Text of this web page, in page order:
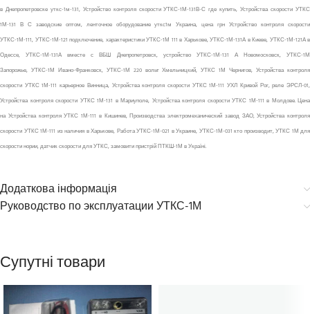
в Днепропетровске уткс-1м-131, Устройство контроля скорости УТКС-1М-131В-С где купить, Устройства скорости УТКС
1М-131 В С заводские оптом, ленточное оборудование уткс1м Украина, цена грн Устройство контроля скорости
УТКС-1М-111, УТКС-1М-121 подключение, характеристики УТКС-1М 111 в Харькове, УТКС-1М-131А в Киеве, УТКС-1М-121А в
Одессе, УТКС-1М-131А вместе с ВБШ Днепропетровск, устройство УТКС-1М-131 А Новомосковск, УТКС-1М
Запорожье, УТКС-1М Ивано-Франковск, УТКС-1М 220 вольт Хмельницкий, УТКС 1М Чернигов, Устройства контроля
скорости УТКС 1М-111 карьерное Винница, Устройства контроля скорости УТКС 1М-111 УХЛ Кривой Рог, реле ЭРСЛ-01,
Устройства контроля скорости УТКС 1М-131 в Мариуполе, Устройства контроля скорости УТКС 1М-111 в Молдове. Цена
на Устройства контроля УТКС 1М-111 в Кишинев, Производства электромеханический завод ЗАО, Устройства контроля
скорости УТКС 1М-111 из наличия в Харькове, Работа УТКС-1М-021 в Украине, УТКС-1М-031 кто производит, УТКС 1М для
скорости нории, датчик скорости для УТКС, замовити пристрій ПТКШ-1М в Україні.
Додаткова інформація
Руководство по эксплуатации УТКС-1М
Супутні товари